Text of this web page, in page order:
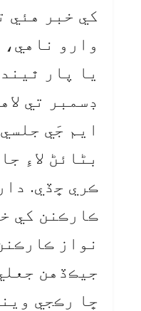
کي خبر هئي
ڊسمبر تي
ايم جَي
بڻائڻ لاءِ
ڪري ڇڏي.
ڪارڪنن کي
نواز
جيڪڏهن
ڇا رڪجي